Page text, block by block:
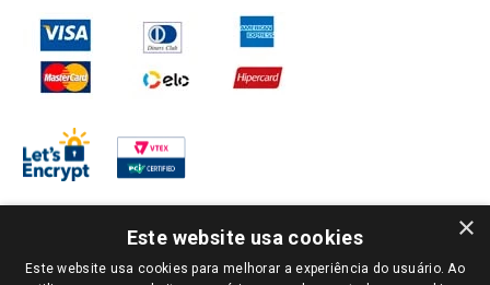
PARA VER OS PREÇOS DA SUA REGIÃO, FAÇA LOGIN E SELECIONE A LOJA DE
×
Este website usa cookies
Este website usa cookies para melhorar a experiência do usuário. Ao